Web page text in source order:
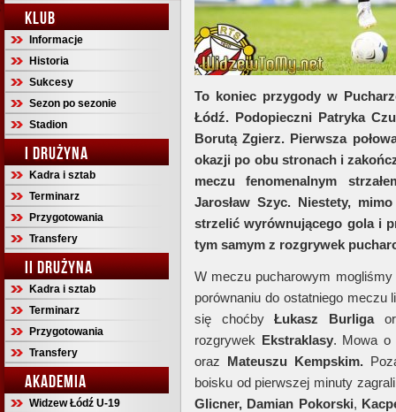
KLUB
Informacje
Historia
Sukcesy
Sezon po sezonie
Stadion
I DRUŻYNA
Kadra i sztab
Terminarz
Przygotowania
Transfery
II DRUŻYNA
Kadra i sztab
Terminarz
Przygotowania
Transfery
AKADEMIA
Widzew Łódź U-19
To koniec przygody w
Łódź. Podopieczni Patryka
Borutą Zgierz. Pierwsza
okazji po obu stronach i
meczu fenomenalnym
Jarosław Szyc. Niestety,
strzelić wyrównującego gola i
tym samym z rozgrywek
W meczu pucharowym
porównaniu do ostatniego meczu
się choćbyŁukasz Burliga
rozgrywek Ekstraklasy. Mowa o
oraz Mateuszu Kempskim.
boisku od pierwszej minuty
Glicner, Damian Pokorski,